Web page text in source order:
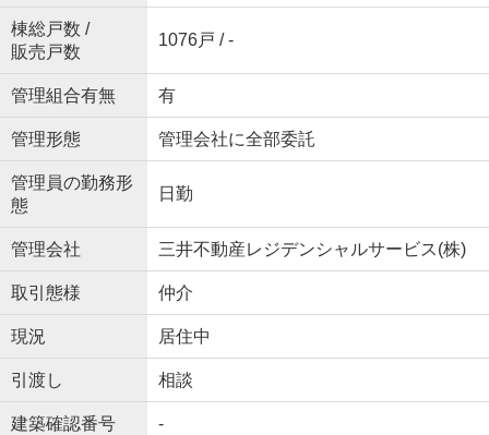
棟総戸数 /
販売戸数
1076戸 / -
管理組合有無 有
管理形態 管理会社に全部委託
管理員の勤務形
態
日勤
管理会社 三井不動産レジデンシャルサービス(株)
取引態様 仲介
現況 居住中
引渡し 相談
建築確認番号 -